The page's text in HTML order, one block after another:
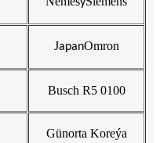
JapanOmron
Busch R5 0100
Günorta Koreýa